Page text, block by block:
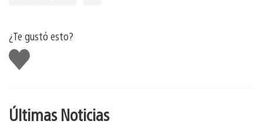
¿Te gustó esto?
Me
gusta
Últimas Noticias